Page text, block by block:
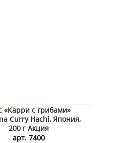
«Карри с грибами»
Curry Hachi, Япония,
200 г Акция
арт. 7400